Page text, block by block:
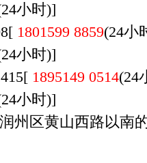
小时)]
1801599 8859(24
小时)]
1895149 0514
小时)]
黄山西路以南的